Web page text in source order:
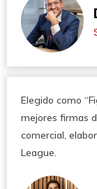
Elegido como
mejores firmas
comercial,
League.